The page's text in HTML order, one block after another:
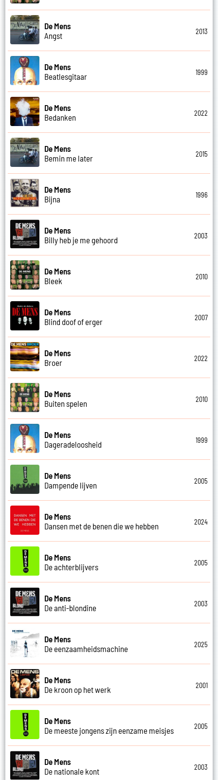
De Mens
Angst
2013
De Mens
Beatlesgitaar
1999
De Mens
Bedanken
2022
De Mens
Bemin me later
2015
De Mens
Bijna
1996
De Mens
Billy heb je me gehoord
2003
De Mens
Bleek
2010
De Mens
Blind doof of erger
2007
De Mens
Broer
2022
De Mens
Buiten spelen
2010
De Mens
Dageradeloosheid
1999
De Mens
Dampende lijven
2005
De Mens
Dansen met de benen die we hebben
2024
De Mens
De achterblijvers
2005
De Mens
De anti-blondine
2003
De Mens
De eenzaamheidsmachine
2025
De Mens
De kroon op het werk
2001
De Mens
De meeste jongens zijn eenzame meisjes
2005
De Mens
De nationale kont
2003